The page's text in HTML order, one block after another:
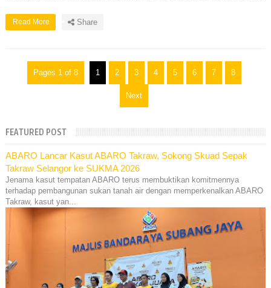
Read More Share
Pages 1 of 8 1 2 3 4 5 6 7 8
Next
FEATURED POST
ABARO Lancar Kasut ABARO Takraw, Sokong Skuad Sepak
Takraw Selangor ke SUKMA 2026
Jenama kasut tempatan ABARO terus membuktikan komitmennya
terhadap pembangunan sukan tanah air dengan memperkenalkan ABARO
Takraw, kasut yan...